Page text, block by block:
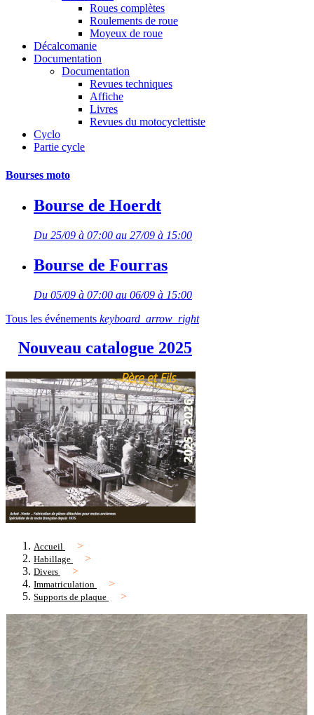
Roues complètes
Roulements de roue
Moyeux de roue
Décalcomanie
Documentation
Documentation
Revues techniques
Affiche
Livres
Revues du motocyclettiste
Cyclo
Partie cycle
Bourses moto
Bourse de Hoerdt
Du 25/09 à 07:00 au 27/09 à 15:00
Bourse de Fourras
Du 05/09 à 07:00 au 06/09 à 15:00
Tous les événements keyboard_arrow_right
Nouveau catalogue 2025
Accueil
Habillage
Divers
Immatriculation
Supports de plaque